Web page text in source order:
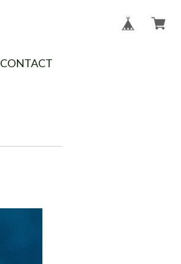
CONTACT